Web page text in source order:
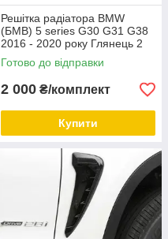
Решітка радіатора BMW
(БМВ) 5 series G30 G31 G38
2016 - 2020 року Глянець 2
ребра Ніздрі BMW G30 G31
G38 2016 - 2020
Готово до відправки
2 000 ₴/комплект
Купити